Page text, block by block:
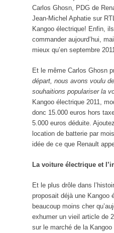
Carlos Ghosn, PDG de
Jean-Michel Aphatie sur
Kangoo électrique! Enfin,
commander aujourd’hui,
mieux qu’en septembre
Et le même Carlos Ghosn
départ, nous avons voulu
souhaitions populariser la
Kangoo électrique 2011,
donc 15.000 euros hors
5.000 euros déduite.
location de batterie par
idée de ce que Renault
La voiture électrique et
Et le plus drôle dans
proposait déjà une Kangoo
beaucoup moins cher
exhumer un vieil article de
sur le marché de la